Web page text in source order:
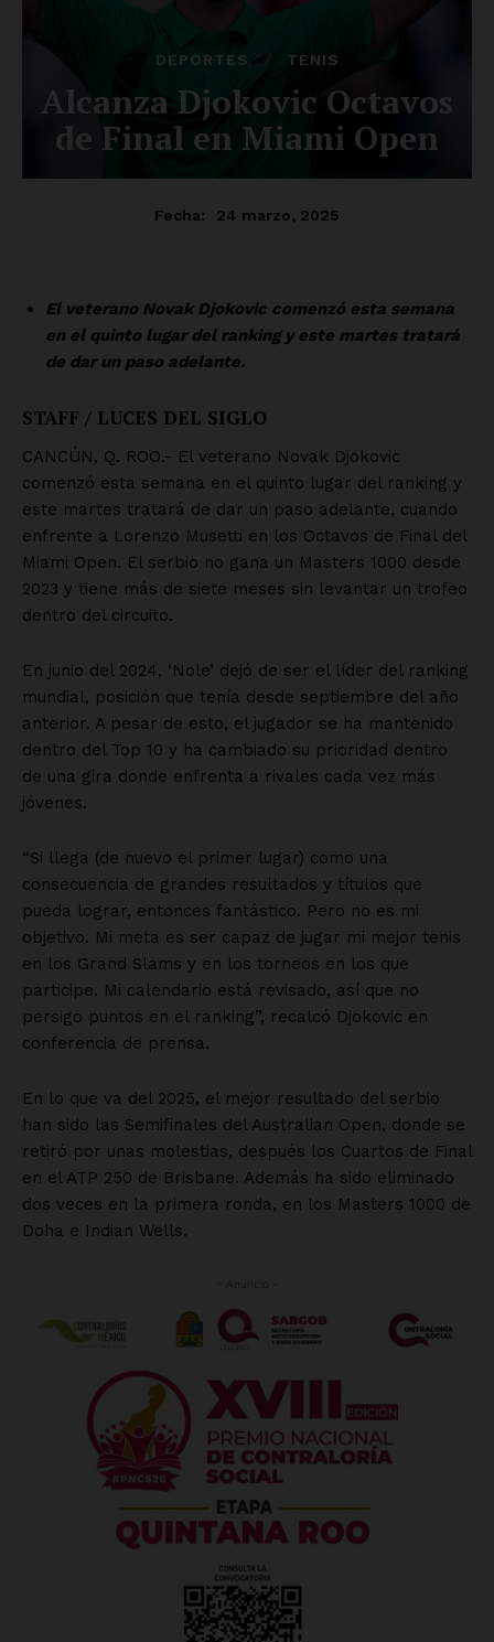
SUSCRÍBETE AHORA
Empresa
Contacto
Política de privacidad
Políticas del Sitio
Información Propietaria / Financiación